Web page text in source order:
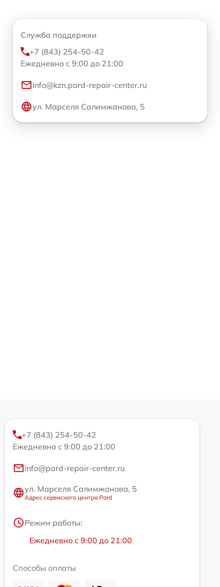
Служба поддержки
+7 (843) 254-50-42
Ежедневно с 9:00 до 21:00
info@kzn.pard-repair-center.ru
ул. Марселя Салимжанова, 5
+7 (843) 254-50-42
Ежедневно с 9:00 до 21:00
info@pard-repair-center.ru
ул. Марселя Салимжанова, 5
Адрес сервисного центра Pard
Режим работы:
Ежедневно с 9:00 до 21:00
Способы оплаты